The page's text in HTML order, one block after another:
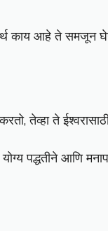
काय आहे ते समजून
तेव्हा ते
पद्धतीने आणि